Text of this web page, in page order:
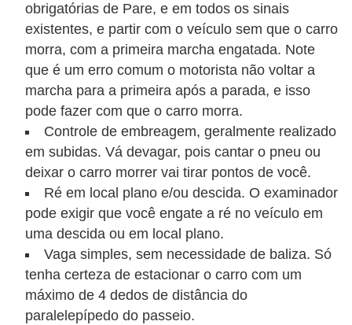
obrigatórias de Pare, e em todos os sinais
existentes, e partir com o veículo sem que o carro
morra, com a primeira marcha engatada. Note
que é um erro comum o motorista não voltar a
marcha para a primeira após a parada, e isso
pode fazer com que o carro morra.
Controle de embreagem, geralmente realizado
em subidas. Vá devagar, pois cantar o pneu ou
deixar o carro morrer vai tirar pontos de você.
Ré em local plano e/ou descida. O examinador
pode exigir que você engate a ré no veículo em
uma descida ou em local plano.
Vaga simples, sem necessidade de baliza. Só
tenha certeza de estacionar o carro com um
máximo de 4 dedos de distância do
paralelepípedo do passeio.
l
e
m
a
n
t
e
o
S